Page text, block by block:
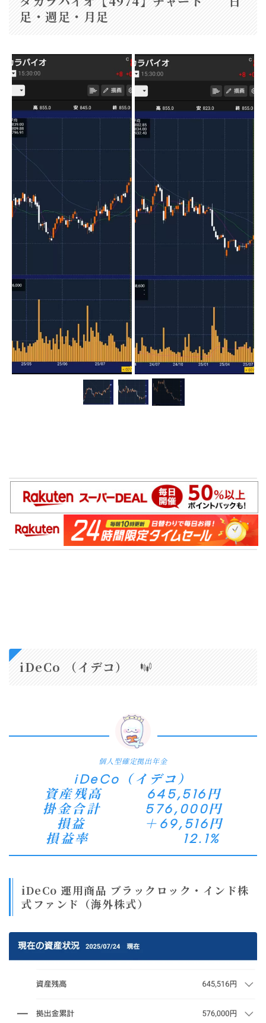
足・週足・月足
iDeCo （イデコ）
個人型確定拠出年金
iDeCo（イデコ）
資産残高 645,516円
掛金合計 576,000円
損益 ＋69,516円
損益率 12.1%
iDeCo 運用商品 ブラックロック・インド株
式ファンド（海外株式）